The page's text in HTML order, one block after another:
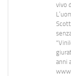
vivo
anni